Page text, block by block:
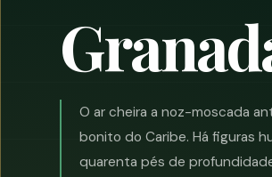
O ar cheira a noz-moscada
bonito do Caribe. Há figuras
quarenta pés de